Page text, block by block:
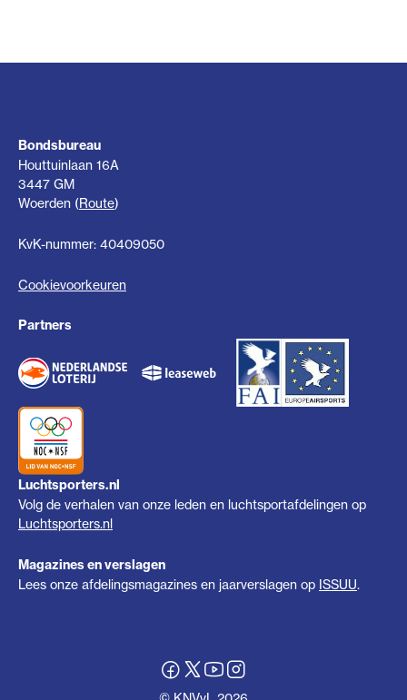
Bondsbureau
Houttuinlaan 16A
3447 GM
Woerden (Route)
KvK-nummer: 40409050
Cookievoorkeuren
Partners
Luchtsporters.nl
Volg de verhalen van onze leden en luchtsportafdelingen op
Luchtsporters.nl
Magazines en verslagen
Lees onze afdelingsmagazines en jaarverslagen op ISSUU.